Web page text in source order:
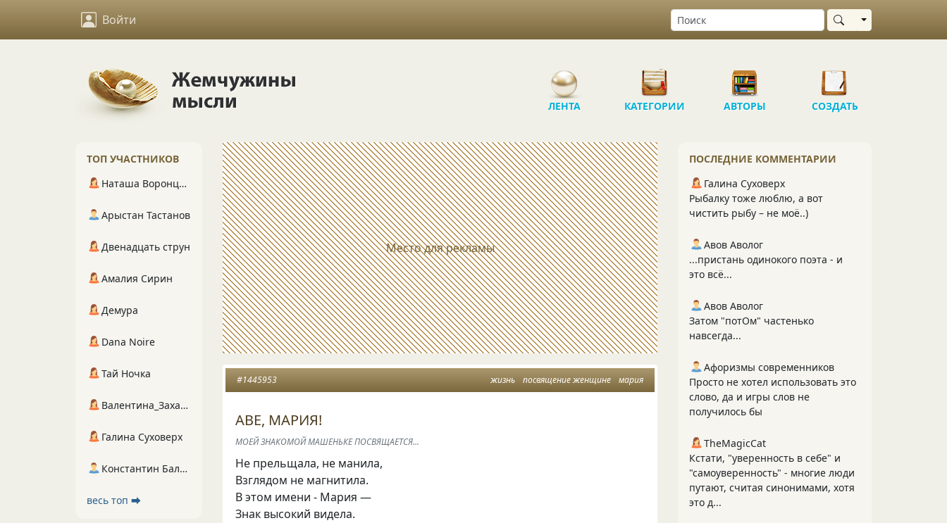
Войти Выбрать область
ЛЕНТА КАТЕГОРИИ АВТОРЫ СОЗДАТЬ
Место для рекламы
жизнь посвящение женщине мария
#1445953
АВЕ, МАРИЯ!
МОЕЙ ЗНАКОМОЙ МАШЕНЬКЕ ПОСВЯЩАЕТСЯ...
Не прельщала, не манила,
Взглядом не магнитила.
В этом имени - Мария —
Знак высокий видела.
ПОСЛЕДНИЕ КОММЕНТАРИИ
Галина Суховерх
Рыбалку тоже люблю, а вот
чистить рыбу – не моё..)
Авов Аволог
...пристань одинокого поэта - и
это всё...
Авов Аволог
Затом "потОм" частенько
навсегда...
Афоризмы современников
Просто не хотел использовать это
слово, да и игры слов не
получилось бы
TheMagicCat
Кстати, "уверенность в себе" и
"самоуверенность" - многие люди
путают, считая синонимами, хотя
это д...
ТОП УЧАСТНИКОВ
Наташа Воронцова
Арыстан Тастанов
Двенадцать струн
Амалия Сирин
Демура
Dana Noire
Тай Ночка
Валентина_Захарова
Галина Суховерх
Константин Балухта
весь топ ⮕